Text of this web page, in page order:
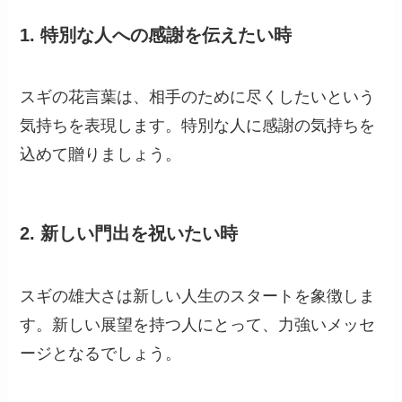
1.特別な人への感謝を伝えたい時
スギの花言葉は、相手のために尽くしたいという
気持ちを表現します。特別な人に感謝の気持ちを
込めて贈りましょう。
2. 新しい門出を祝いたい時
スギの雄大さは新しい人生のスタートを象徴しま
す。新しい展望を持つ人にとって、力強いメッセ
ージとなるでしょう。